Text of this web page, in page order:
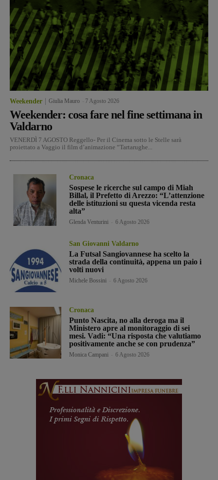
Weekender Giulia Mauro 7 Agosto 2026
Weekender: cosa fare nel fine settimana in
Valdarno
VENERDÌ 7 AGOSTO Reggello- Per il Cinema sotto le Stelle sarà
proiettato a Vaggio il film d’animazione “Tartarughe...
Cronaca
Sospese le ricerche sul campo di Miah
Billal, il Prefetto di Arezzo: “L’attenzione
delle istituzioni su questa vicenda resta
alta”
Glenda Venturini 6 Agosto 2026
San Giovanni Valdarno
La Futsal Sangiovannese ha scelto la
strada della continuità, appena un paio i
volti nuovi
Michele Bossini 6 Agosto 2026
Cronaca
Punto Nascita, no alla deroga ma il
Ministero apre al monitoraggio di sei
mesi. Vadi: “Una risposta che valutiamo
positivamente anche se con prudenza”
Monica Campani 6 Agosto 2026